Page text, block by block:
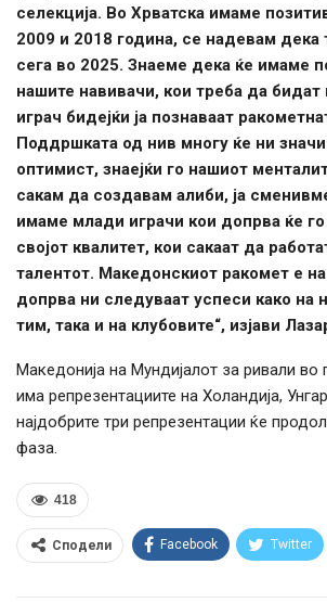
селекција. Во Хрватска имаме
2009 и 2018 година, се надевам дека
сега во 2025. Знаеме дека ќе имаме
нашите навивачи, кои треба да
играч бидејќи ја познаваат
Поддршката од нив многу ќе ни
оптимист, знаејќи го нашиот
сакам да создавам алиби, ја
имаме млади играчи кои допрва ќе
својот квалитет, кои сакаат да
талентот. Македонскиот ракомет е
допрва ни следуваат успеси како на
тим, така и на клубовите“, изјави
Македонија на Мундијалот за ривали во
има репрезентациите на Холандија,
најдобрите три репрезентации ќе
фаза.
418
Сподели Facebook Twitter